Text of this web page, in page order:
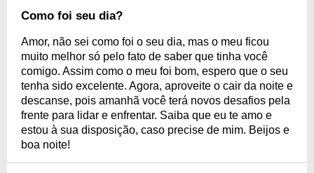
Como foi seu dia?
Amor, não sei como foi o seu dia, mas o meu ficou
muito melhor só pelo fato de saber que tinha você
comigo. Assim como o meu foi bom, espero que o seu
tenha sido excelente. Agora, aproveite o cair da noite e
descanse, pois amanhã você terá novos desafios pela
frente para lidar e enfrentar. Saiba que eu te amo e
estou à sua disposição, caso precise de mim. Beijos e
boa noite!